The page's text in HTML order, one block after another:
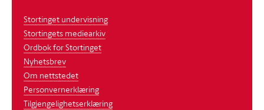
Stortinget undervisning
Stortingets mediearkiv
Ordbok for Stortinget
Nyhetsbrev
Om nettstedet
Personvernerklæring
Tilgjengelighetserklæring